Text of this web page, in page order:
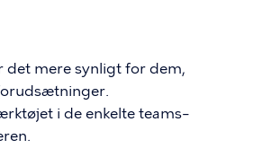
mere synligt for dem,
i de enkelte teams–